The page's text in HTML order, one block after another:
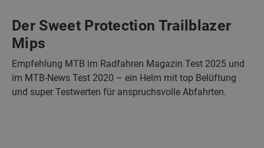
Der Sweet Protection Trailblazer
Mips
Empfehlung MTB im Radfahren Magazin Test 2025 und
im MTB-News Test 2020 – ein Helm mit top Belüftung
und super Testwerten für anspruchsvolle Abfahrten.